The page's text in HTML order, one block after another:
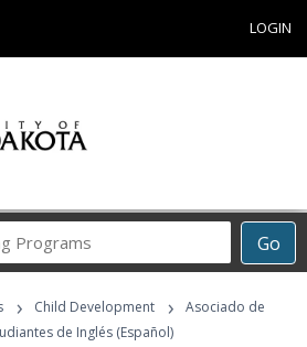
LOGIN
Go
Career
Programs
› Child Development ›
Asociado de
de Inglés (Español)